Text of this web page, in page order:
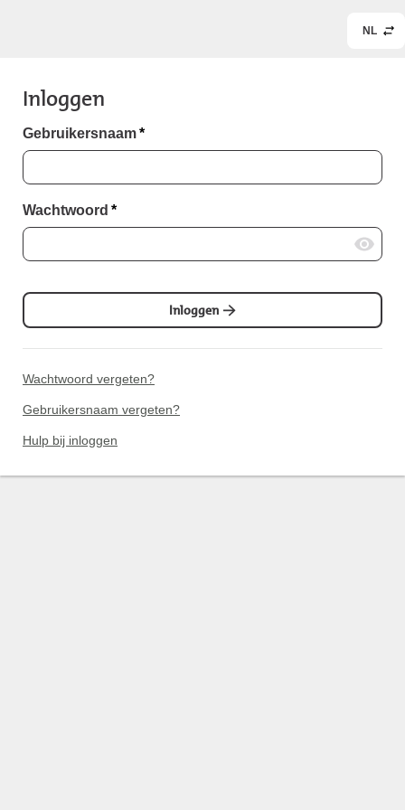
NL
Inloggen
Gebruikersnaam*
Wachtwoord *
Inloggen
Wachtwoord vergeten?
Gebruikersnaam vergeten?
Hulp bij inloggen